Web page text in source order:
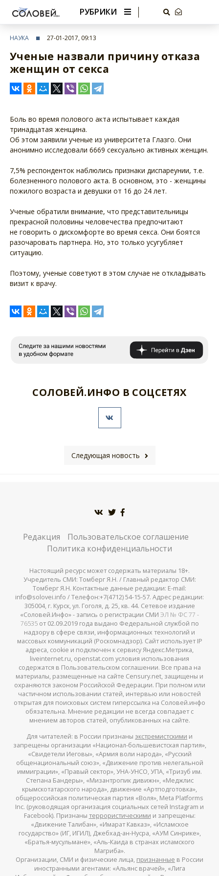
РУБРИКИ
НАУКА 27-01-2017, 09:13
Ученые назвали причину отказа
женщин от секса
Боль во время полового акта испытывает каждая
тринадцатая женщина.
Об этом заявили ученые из университета Глазго. Они
анонимно исследовали 6669 сексуально активных женщин.
7,5% респонденток наблюлись признаки диспареунии, т.е.
болезненного полового акта. В основном, это - женщины
пожилого возраста и девушки от 16 до 24 лет.
Ученые обратили внимание, что представительницы
прекрасной половины человечества предпочитают
не говорить о дискомфорте во время секса. Они боятся
разочаровать партнера. Но, это только усугубляет
ситуацию.
Поэтому, ученые советуют в этом случае не откладывать
визит к врачу.
СОЛОВЕЙ.ИНФО В СОЦСЕТЯХ
Следующая новость
Редакция
Пользовательское соглашение
Политика конфиденциальности
Настоящий ресурс может содержать материалы 18+.
Учредитель СМИ: Томберг Я.Н. / Главный редактор СМИ:
Томберг Я.Н. Контактные данные редакции: E-mail:
info@solovei.info / Телефон:+7(4712) 54-15-57. Адрес редакции:
305004, г. Курск, ул. Гоголя, д. 25, кв. 44. Сетевое издание
«Соловей.Инфо» - запись о регистрации СМИ ЭЛ № ФС 77 -
76535от 02.09.2019 года выдано Федеральной службой по
надзору в сфере связи, информационных технологий и
массовых коммуникаций (Роскомнадзор). Сайт использует IP
адреса, cookie и подключен к сервису Яндекс.Метрика,
liveinternet.ru, openstat.com условия использования
содержатся в Пользовательском соглашении. Все права на
материалы, размещенные на сайте Censury.net, защищены и
охраняются законом Российской Федерации. При полном или
частичном использовании статей, интервью или новостей
открытая для поисковых систем гиперссылка на Соловей.инфо
обязательна. Мнение редакции не всегда совпадает с
мнением авторов статей, опубликованных на сайте.
Для читателей: в России признаны экстремистскими и
запрещены организации «Национал-большевистская партия»,
«Свидетели Иеговы», «Армия воли народа», «Русский
общенациональный союз», «Движение против нелегальной
иммиграции», «Правый сектор», УНА-УНСО, УПА, «Тризуб им.
Степана Бандеры», «Мизантропик дивижн», «Меджлис
крымскотатарского народа», движение «Артподготовка»,
общероссийская политическая партия «Воля», Meta Platforms
Inc. (руководящая организация социальных сетей Instagram и
Facebook). Признаны террористическими и запрещены:
«Движение Талибан», «Имарат Кавказ», «Исламское
государство» (ИГ, ИГИЛ), Джебхад-ан-Нусра, «АУМ Синрике»,
«Братья-мусульмане», «Аль-Каида в странах исламского
Магриба».
Организации, СМИ и физические лица, признанные в России
иностранными агентами: «Альянс врачей», «Лига